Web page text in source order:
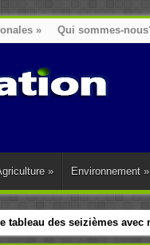
» Qui sommes-
» Environnement »
tableau des seizièmes
et sa diaspora tentent